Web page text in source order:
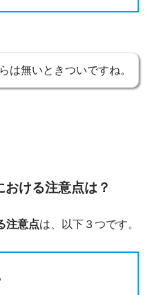
は無いときついですね。
ける注意点は？
注意点は、以下３つです。